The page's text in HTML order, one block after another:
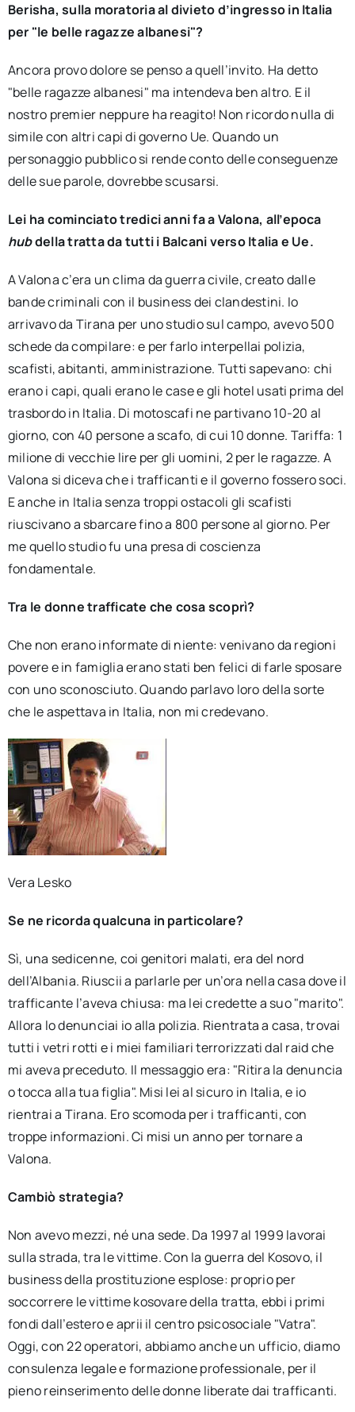
Berisha, sulla moratoria al divieto d’ingresso in Italia
per "le belle ragazze albanesi"?
Ancora provo dolore se penso a quell’invito. Ha detto
"belle ragazze albanesi" ma intendeva ben altro. E il
nostro premier neppure ha reagito! Non ricordo nulla di
simile con altri capi di governo Ue. Quando un
personaggio pubblico si rende conto delle conseguenze
delle sue parole, dovrebbe scusarsi.
Lei ha cominciato tredici anni fa a Valona, all’epoca
hubdella tratta da tutti i Balcani verso Italia e Ue.
A Valona c’era un clima da guerra civile, creato dalle
bande criminali con il business dei clandestini. Io
arrivavo da Tirana per uno studio sul campo, avevo 500
schede da compilare: e per farlo interpellai polizia,
scafisti, abitanti, amministrazione. Tutti sapevano: chi
erano i capi, quali erano le case e gli hotel usati prima del
trasbordo in Italia. Di motoscafi ne partivano 10-20 al
giorno, con 40 persone a scafo, di cui 10 donne. Tariffa: 1
milione di vecchie lire per gli uomini, 2 per le ragazze. A
Valona si diceva che i trafficanti e il governo fossero soci.
E anche in Italia senza troppi ostacoli gli scafisti
riuscivano a sbarcare fino a 800 persone al giorno. Per
me quello studio fu una presa di coscienza
fondamentale.
Tra le donne trafficate che cosa scoprì?
Che non erano informate di niente: venivano da regioni
povere e in famiglia erano stati ben felici di farle sposare
con uno sconosciuto. Quando parlavo loro della sorte
che le aspettava in Italia, non mi credevano.
Vera Lesko
Se ne ricorda qualcuna in particolare?
Sì, una sedicenne, coi genitori malati, era del nord
dell’Albania. Riuscii a parlarle per un’ora nella casa dove il
trafficante l’aveva chiusa: ma lei credette a suo "marito".
Allora lo denunciai io alla polizia. Rientrata a casa, trovai
tutti i vetri rotti e i miei familiari terrorizzati dal raid che
mi aveva preceduto. Il messaggio era: "Ritira la denuncia
o tocca alla tua figlia". Misi lei al sicuro in Italia, e io
rientrai a Tirana. Ero scomoda per i trafficanti, con
troppe informazioni. Ci misi un anno per tornare a
Valona.
Cambiò strategia?
Non avevo mezzi, né una sede. Da 1997 al 1999 lavorai
sulla strada, tra le vittime. Con la guerra del Kosovo, il
business della prostituzione esplose: proprio per
soccorrere le vittime kosovare della tratta, ebbi i primi
fondi dall’estero e aprii il centro psicosociale "Vatra".
Oggi, con 22 operatori, abbiamo anche un ufficio, diamo
consulenza legale e formazione professionale, per il
pieno reinserimento delle donne liberate dai trafficanti.